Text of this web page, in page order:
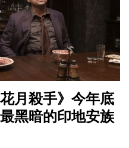
月殺手》今年底
黑暗的印地安族